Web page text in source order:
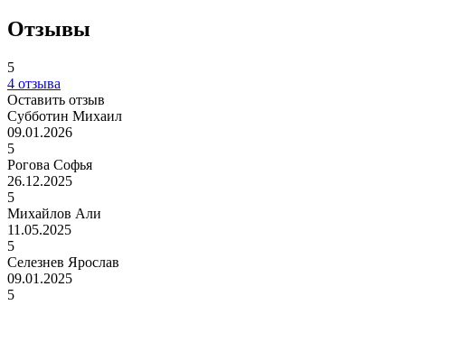
Отзывы
5
4 отзыва
Оставить отзыв
Субботин Михаил
09.01.2026
5
Рогова Софья
26.12.2025
5
Михайлов Али
11.05.2025
5
Селезнев Ярослав
09.01.2025
5